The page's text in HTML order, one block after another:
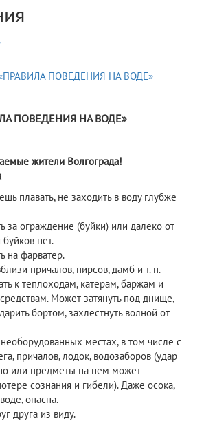
ПОВЕДЕНИЯ НА ВОДЕ»
жители Волгограда!
плавать, не заходить в воду глубже
за ограждение (буйки) или далеко от
нет.
на фарватер.
причалов, пирсов, дамб и т. п.
к теплоходам, катерам, баржам и
Может затянуть под днище,
бортом, захлестнуть волной от
местах, в том числе с
причалов, лодок, водозаборов (удар
или предметы на нем может
сознания и гибели). Даже осока,
опасна.
друга из виду.